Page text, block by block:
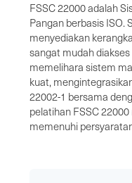
FSSC 22000 adalah
Pangan berbasis ISO.
menyediakan
sangat mudah
memelihara sistem
kuat,
22002-1 bersama
pelatihan FSSC
memenuhi